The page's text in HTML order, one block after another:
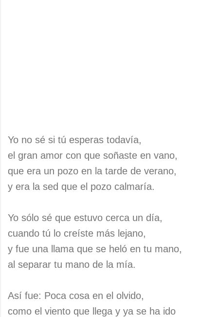
Yo no sé si tú esperas todavía,
el gran amor con que soñaste en vano,
que era un pozo en la tarde de verano,
y era la sed que el pozo calmaría.
Yo sólo sé que estuvo cerca un día,
cuando tú lo creíste más lejano,
y fue una llama que se heló en tu mano,
al separar tu mano de la mía.
Así fue: Poca cosa en el olvido,
como el viento que llega y ya se ha ido